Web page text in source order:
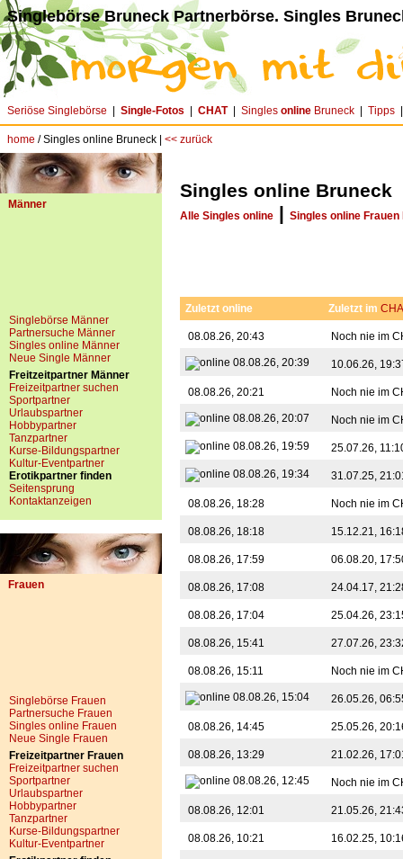
Singlebörse Bruneck Partnerbörse. Singles
Seriöse Singlebörse Single-Fotos CHAT| Singles online Bruneck Tipps
home / Singles online Bruneck | << zurück
Männer
Singlebörse Männer
Partnersuche Männer
Singles online Männer
Neue Single Männer
Freitzeitpartner Männer
Freizeitpartner suchen
Sportpartner
Urlaubspartner
Hobbypartner
Tanzpartner
Kurse-Bildungspartner
Kultur-Eventpartner
Erotikpartner finden
Seitensprung
Kontaktanzeigen
Frauen
Singlebörse Frauen
Partnersuche Frauen
Singles online Frauen
Neue Single Frauen
Freizeitpartner Frauen
Freizeitpartner suchen
Sportpartner
Urlaubspartner
Hobbypartner
Tanzpartner
Kurse-Bildungspartner
Kultur-Eventpartner
Singles online Bruneck
Alle Singles online | Singles online
Zuletzt online Zuletzt im
08.08.26, 20:43 Noch nie im
08.08.26, 20:39 10.06.26,
08.08.26, 20:21 Noch nie im
08.08.26, 20:07 Noch nie im
08.08.26, 19:59 25.07.26,
08.08.26, 19:34 31.07.25,
08.08.26, 18:28 Noch nie im
08.08.26, 18:18 15.12.21,
08.08.26, 17:59 06.08.20,
08.08.26, 17:08 24.04.17,
08.08.26, 17:04 25.04.26,
08.08.26, 15:41 27.07.26,
08.08.26, 15:11 Noch nie im
08.08.26, 15:04 26.05.26,
08.08.26, 14:45 25.05.26,
08.08.26, 13:29 21.02.26,
08.08.26, 12:45 Noch nie im
08.08.26, 12:01 21.05.26,
08.08.26, 10:21 16.02.25,